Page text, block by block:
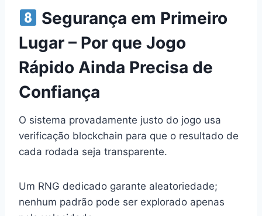
Segurança em Primeiro
Lugar – Por que Jogo
Rápido Ainda Precisa de
Confiança
O sistema provadamente justo do jogo usa
verificação blockchain para que o resultado de
cada rodada seja transparente.
Um RNG dedicado garante aleatoriedade;
nenhum padrão pode ser explorado apenas